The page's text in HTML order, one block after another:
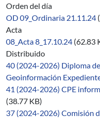
Orden del día
OD 09_Ordinaria 21.11.24
Acta
08_Acta 8_17.10.24 (62.83
Distribuido
40 (2024-2026) Diploma
Geoinformación
41 (2024-2026) CPE
(38.77 KB)
37 (2024-2026) Comisión